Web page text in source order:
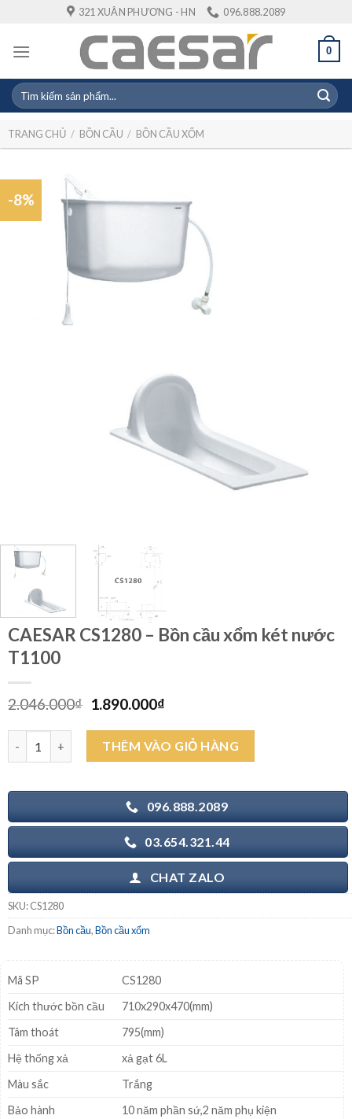
content
321 XUÂN PHƯƠNG - HN 096.888.2089
0
Tìm
kiếm:
TRANG CHỦ / BỒN CẦU / BỒN CẦU XỔM
-8%
CAESAR CS1280 – Bồn cầu xổm két nước
T1100
2.046.000₫ Giá
là:
2.046.000₫.
1.890.000₫Giá
tại
là:
1.890.000₫.
CAESAR CS1280 - Bồn cầu xổm két nước T1100 số lượng
THÊM VÀO GIỎ HÀNG
096.888.2089
03.654.321.44
CHAT ZALO
SKU:CS1280
Danh mục:Bồn cầu,Bồn cầu xổm
Mã SP
CS1280
Kích thước bồn cầu
710x290x470(mm)
Tâm thoát
795(mm)
Hệ thống xả
xả gạt 6L
Màu sắc
Trắng
Bảo hành
10 năm phần sứ,2 năm phụ kiện